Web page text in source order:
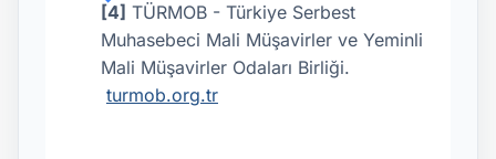
[4] TÜRMOB - Türkiye Serbest
Muhasebeci Mali Müşavirler ve Yeminli
Mali Müşavirler Odaları Birliği.
turmob.org.tr